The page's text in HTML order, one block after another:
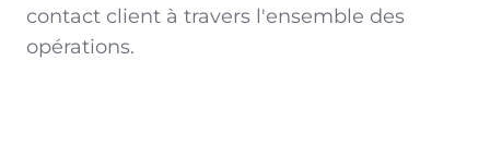
contact client à travers l'ensemble des
opérations.